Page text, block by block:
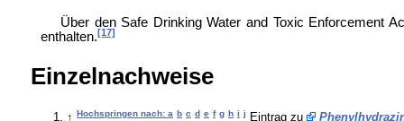
Über den Safe Drinking Water and Toxic Enforcement
enthalten.[17]
Einzelnachweise
↑ Hochspringen nach: a b c d e f g h i j Eintrag zu